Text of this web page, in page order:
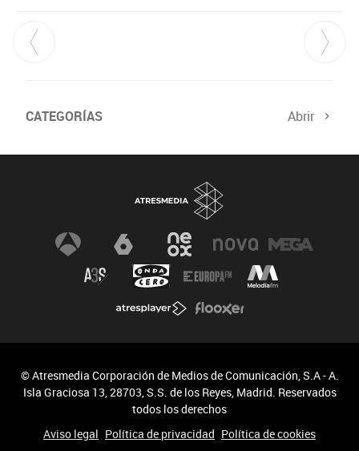
CATEGORÍAS Abrir
© Atresmedia Corporación de Medios de Comunicación, S.A - A.
Isla Graciosa 13, 28703, S.S. de los Reyes, Madrid. Reservados
todos los derechos
Aviso legal Política de privacidad Política de cookies